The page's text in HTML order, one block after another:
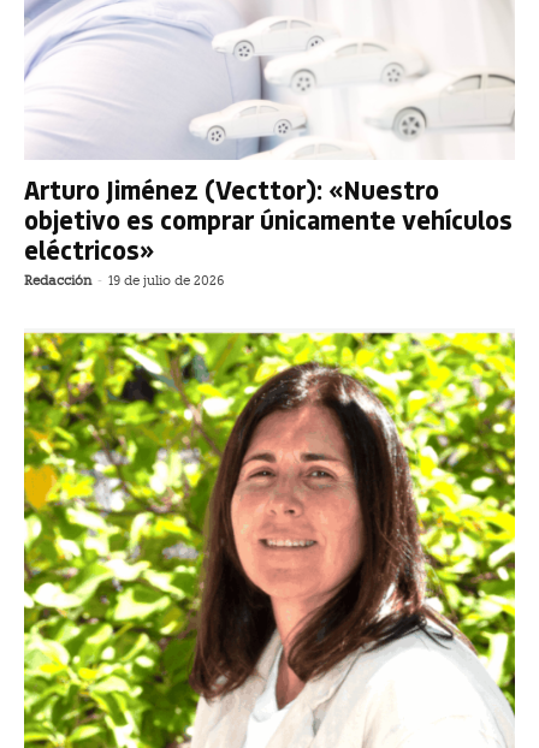
Arturo Jiménez (Vecttor): «Nuestro
objetivo es comprar únicamente vehículos
eléctricos»
Redacción - 19 de julio de 2026